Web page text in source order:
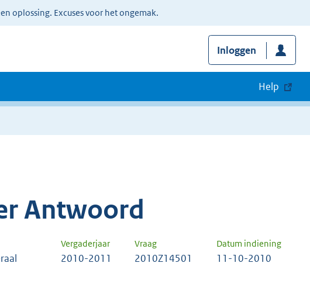
oplossing. Excuses voor het ongemak.
Inloggen
Help
Antwoord
Vergaderjaar Vraag Datum indiening
2010-2011 2010Z14501 11-10-2010